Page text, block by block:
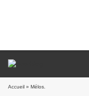
Accueil » Mélos.